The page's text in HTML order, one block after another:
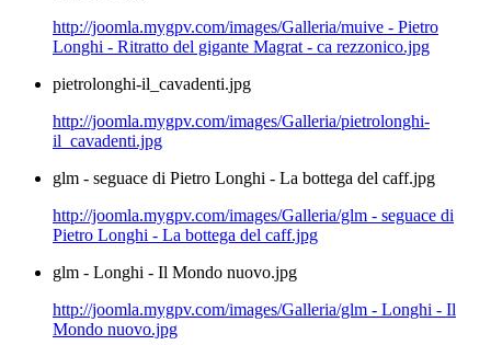
http://joomla.mygpv.com/images/Galleria/muive - Pietro
Longhi - Ritratto del gigante Magrat - ca rezzonico.jpg
pietrolonghi-il_cavadenti.jpg
http://joomla.mygpv.com/images/Galleria/pietrolonghi-
il_cavadenti.jpg
glm - seguace di Pietro Longhi - La bottega del caff.jpg
http://joomla.mygpv.com/images/Galleria/glm - seguace di
Pietro Longhi - La bottega del caff.jpg
glm - Longhi - Il Mondo nuovo.jpg
http://joomla.mygpv.com/images/Galleria/glm - Longhi - Il
Mondo nuovo.jpg